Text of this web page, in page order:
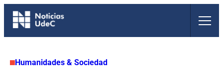
Saltar
Humanidades & Sociedad